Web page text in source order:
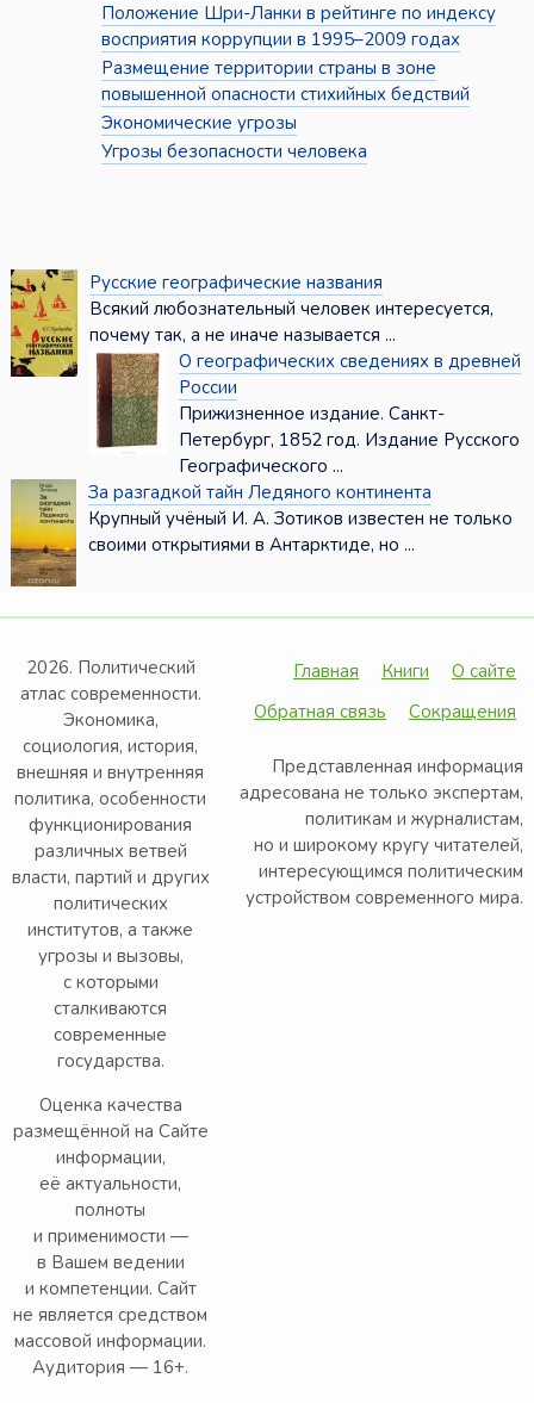
Положение Шри-Ланки в рейтинге по индексу
восприятия коррупции в 1995–2009 годах
Размещение территории страны в зоне
повышенной опасности стихийных бедствий
Экономические угрозы
Угрозы безопасности человека
Русские географические названия
Всякий любознательный человек интересуется,
почему так, а не иначе называется ...
О географических сведениях в древней
России
Прижизненное издание. Санкт-
Петербург, 1852 год. Издание Русского
Географического ...
За разгадкой тайн Ледяного континента
Крупный учёный И. А. Зотиков известен не только
своими открытиями в Антарктиде, но ...
2026. Политический
атлас современности.
Экономика,
социология, история,
внешняя и внутренняя
политика, особенности
функционирования
различных ветвей
власти, партий и других
политических
институтов, а также
угрозы и вызовы,
с которыми
сталкиваются
современные
государства.
Оценка качества
размещённой на Сайте
информации,
её актуальности,
полноты
и применимости —
в Вашем ведении
и компетенции. Сайт
не является средством
массовой информации.
Аудитория — 16+.
Главная Книги
О сайте
Обратная связь
Сокращения
Представленная информация
адресована не только экспертам,
политикам и журналистам,
но и широкому кругу читателей,
интересующимся политическим
устройством современного мира.